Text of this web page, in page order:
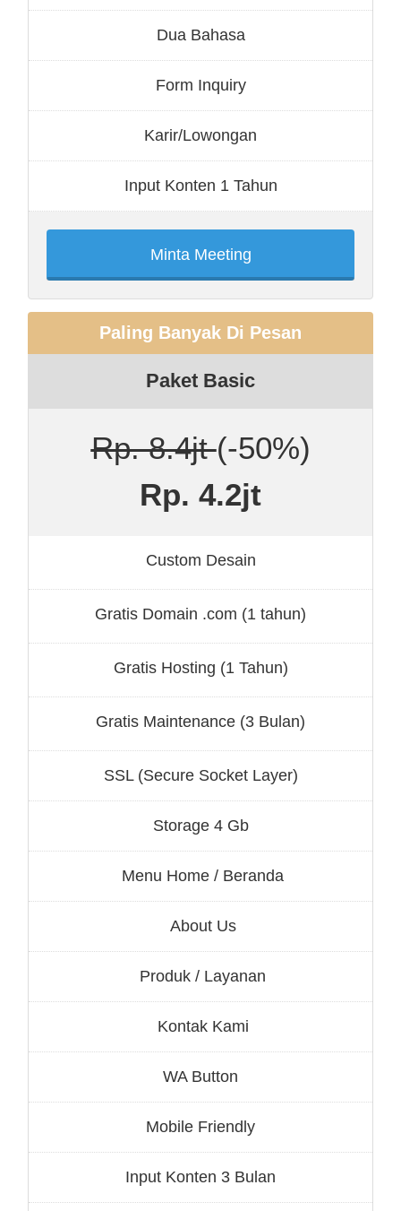
Dua Bahasa
Form Inquiry
Karir/Lowongan
Input Konten 1 Tahun
Minta Meeting
Paling Banyak Di Pesan
Paket Basic
Rp. 8.4jt(-50%)
Rp. 4.2jt
Custom Desain
Gratis Domain .com (1 tahun)
Gratis Hosting (1 Tahun)
Gratis Maintenance (3 Bulan)
SSL (Secure Socket Layer)
Storage 4 Gb
Menu Home / Beranda
About Us
Produk / Layanan
Kontak Kami
WA Button
Mobile Friendly
Input Konten 3 Bulan